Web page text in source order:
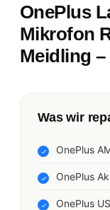
OnePlus
Mikrofon
Meidling
Was wir
OnePlus
OnePlus
OnePlus